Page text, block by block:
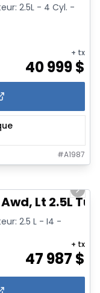
2.5L - 4 Cyl. -
+ tx
40 999$
#A1987
Next
Lt 2.5L
2.5 L - I4 -
47 987 $
+ tx